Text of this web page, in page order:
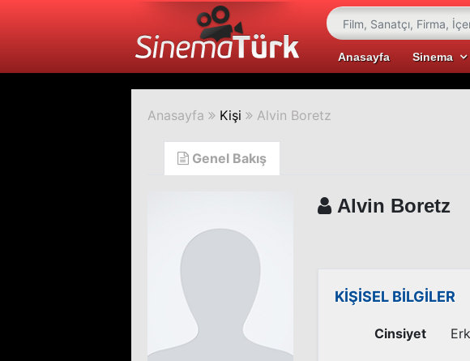
Anasayfa Sinema
Anasayfa Kişi Alvin Boretz
Genel Bakış
Alvin Boretz
KİŞİSEL BİLGİLER
Cinsiyet